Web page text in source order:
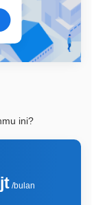
ini?
/bulan